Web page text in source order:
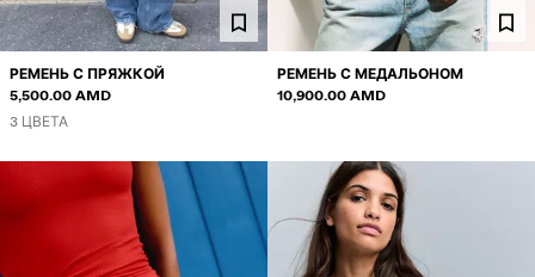
РЕМЕНЬ С ПРЯЖКОЙ
5,500.00 AMD
3 ЦВЕТА
РЕМЕНЬ С МЕДАЛЬОНОМ
10,900.00 AMD